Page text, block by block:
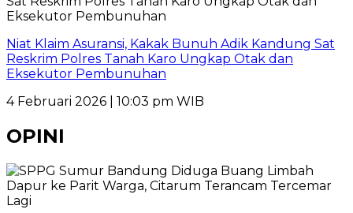
Niat Klaim Asuransi, Kakak Bunuh Adik Kandung Sat
Reskrim Polres Tanah Karo Ungkap Otak dan
Eksekutor Pembunuhan
4 Februari 2026 | 10:03 pm WIB
OPINI